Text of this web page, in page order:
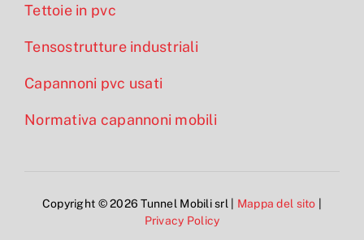
Tettoie in pvc
Tensostrutture industriali
Capannoni pvc usati
Normativa capannoni mobili
Copyright © 2026 Tunnel Mobili srl | Mappa del sito
Privacy Policy